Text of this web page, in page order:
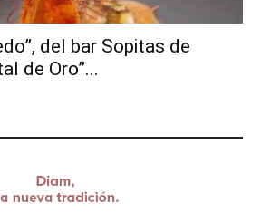
del bar Sopitas de
de Oro”...